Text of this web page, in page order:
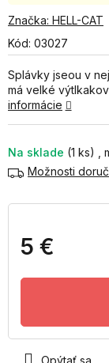
Kód: 03027
Na sklade (1 ks)
Možnosti
5 €
Splávky jseou v
má velké
informácie
produktu
0,0
5
hviezdičiek.
Značka: HELL-CAT